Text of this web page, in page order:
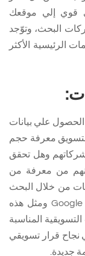
قوي إلي موقعك
البحث، وتوّجد
الرئيسية الأكثر
الحصول علي بيانات
معرفة حجم
وهل تحقق
من معرفة من
من خلال البحث
عنهم عن طريق محركات البحث مثل جوجل Google ومثل هذه
المناسبة
نجاح قرار تسويقي
جديدة.